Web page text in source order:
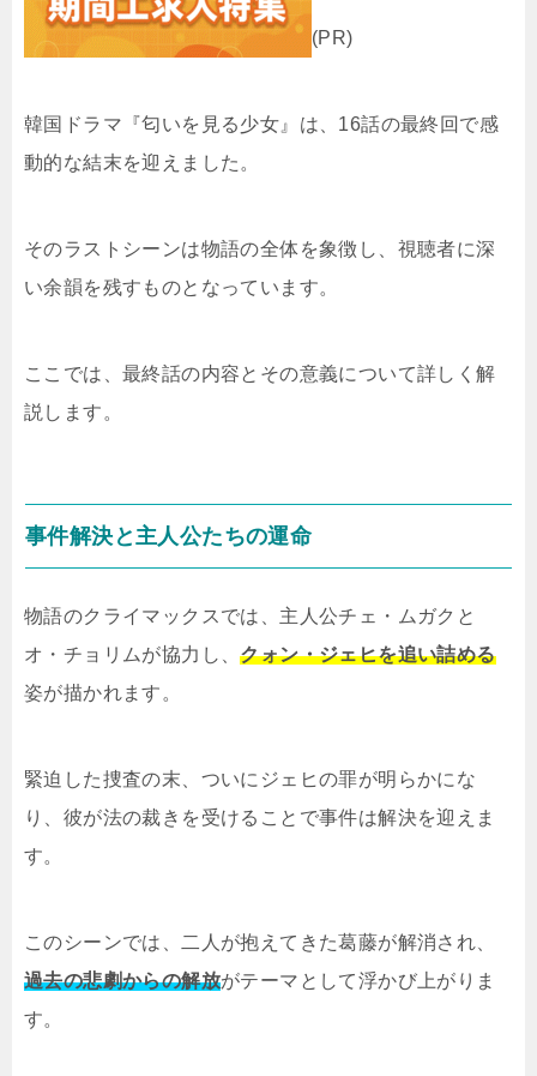
(PR)
韓国ドラマ『匂いを見る少女』は、16話の最終回で感
動的な結末を迎えました。
そのラストシーンは物語の全体を象徴し、視聴者に深
い余韻を残すものとなっています。
ここでは、最終話の内容とその意義について詳しく解
説します。
事件解決と主人公たちの運命
物語のクライマックスでは、主人公チェ・ムガクと
オ・チョリムが協力し、クォン・ジェヒを追い詰める
姿が描かれます。
緊迫した捜査の末、ついにジェヒの罪が明らかにな
り、彼が法の裁きを受けることで事件は解決を迎えま
す。
このシーンでは、二人が抱えてきた葛藤が解消され、
過去の悲劇からの解放がテーマとして浮かび上がりま
す。